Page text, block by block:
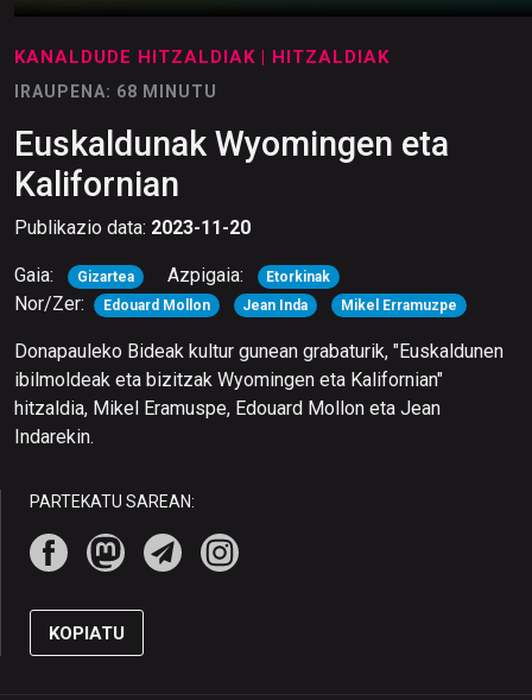
KANALDUDE HITZALDIAK | HITZALDIAK
IRAUPENA: 68 MINUTU
Euskaldunak Wyomingen eta
Kalifornian
Publikazio data: 2023-11-20
Gaia: Gizartea Azpigaia: Etorkinak
Nor/Zer: Edouard Mollon Jean Inda Mikel Erramuzpe
Donapauleko Bideak kultur gunean grabaturik, "Euskaldunen
ibilmoldeak eta bizitzak Wyomingen eta Kalifornian"
hitzaldia, Mikel Eramuspe, Edouard Mollon eta Jean
Indarekin.
PARTEKATU SAREAN:
KOPIATU